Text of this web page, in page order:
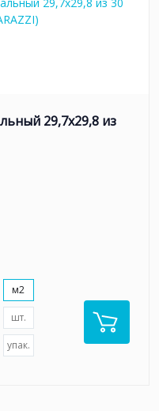
29,7х29,8 из
м2
шт.
упак.